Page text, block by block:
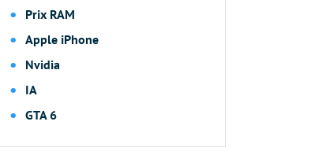
Prix RAM
Apple iPhone
Nvidia
IA
GTA 6